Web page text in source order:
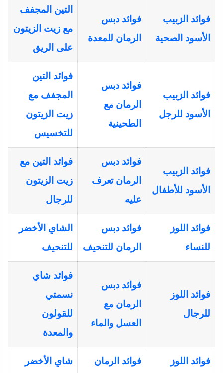
فوائد الزبيب
الأسود الصحية
فوائد دبس
الرمان للمعدة
التين المجفف
مع زيت الزيتون
على الريق
فوائد الزبيب
الأسود للرجل
فوائد دبس
الرمان مع
الطحينية
فوائد التين
المجفف مع
زيت الزيتون
للتخسيس
فوائد الزبيب
الأسود للأطفال
فوائد دبس
الرمان تعرف
عليه
فوائد التين مع
زيت الزيتون
للرجال
فوائد اللوز
للنساء
فوائد دبس
الرمان للتنحيف
الشاي الأخضر
للتنحيف
فوائد اللوز
للرجال
فوائد دبس
الرمان مع
العسل والماء
فوائد شاي
نسمتي
للقولون
والمعدة
فوائد اللوز
فوائد الرمان
شاي الأخضر